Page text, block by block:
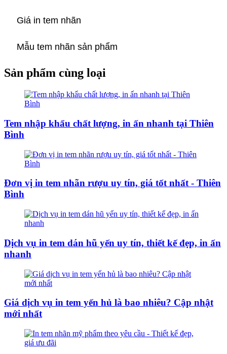
Giá in tem nhãn
Mẫu tem nhãn sản phẩm
Sản phẩm cùng loại
Tem nhập khẩu chất lượng, in ấn nhanh tại Thiên
Bình
Đơn vị in tem nhãn rượu uy tín, giá tốt nhất - Thiên
Bình
Dịch vụ in tem dán hũ yến uy tín, thiết kế đẹp, in ấn
nhanh
Giá dịch vụ in tem yến hủ là bao nhiêu? Cập nhật
mới nhất